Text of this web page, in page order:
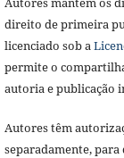
direito de primeira
licenciado sob a
permite o
autoria e publicação
Autores têm
separadamente,